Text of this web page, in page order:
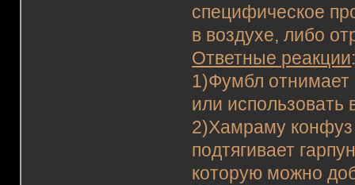
специфическое
в воздухе, либо
Ответные реакции
1)Фумбл
или использовать
2)Хамраму
подтягивает
которую можно